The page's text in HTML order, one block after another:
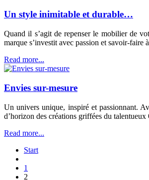
Un style inimitable et durable…
Quand il s’agit de repenser le mobilier de
marque s’investit avec passion et savoir-faire
Read more...
Envies sur-mesure
Un univers unique, inspiré et passionnant.
d’horizon des créations griffées du
Read more...
Start
1
2